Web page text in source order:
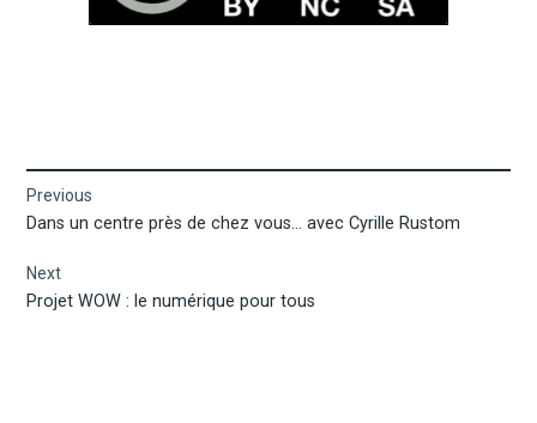
Navigation
de
l’article
Previous
Previous
Dans un centre près de chez vous… avec Cyrille Rustom
Next
Next
Projet WOW : le numérique pour tous